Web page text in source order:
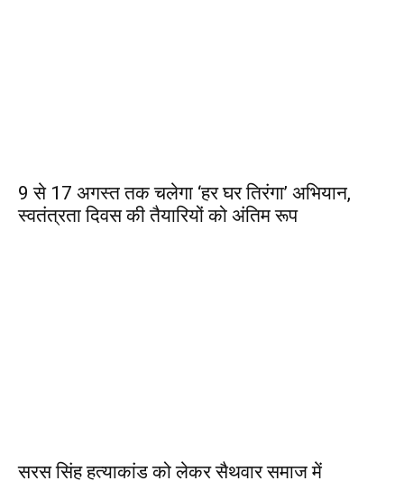
9 से 17 अगस्त तक चलेगा ‘हर घर तिरंगा’ अभियान,
स्वतंत्रता दिवस की तैयारियों को अंतिम रूप
सरस सिंह हत्याकांड को लेकर सैथवार समाज में